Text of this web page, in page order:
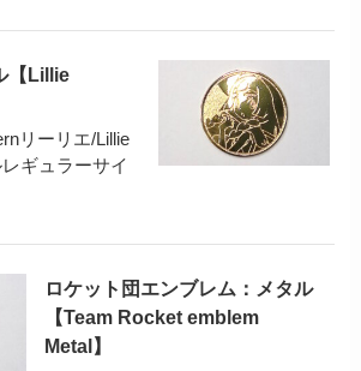
【Lillie
リーリエ/Lillie
ギュラーサイ
ロケット団エンブレム：メタル
【Team Rocket emblem
Metal】